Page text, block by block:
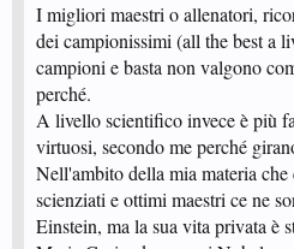
I migliori maestri o allenatori,
dei campionissimi (all the best a
campioni e basta non valgono
perché.
A livello scientifico invece è più
virtuosi, secondo me perché
Nell'ambito della mia materia
scienziati e ottimi maestri ce ne
Einstein, ma la sua vita privata è